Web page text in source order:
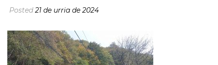
Posted21 de urria de 2024